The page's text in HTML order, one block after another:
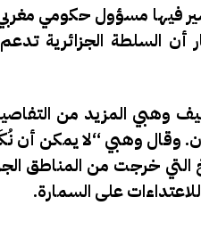
فيها مسؤول حكومي
أن السلطة الجزائرية
وهبي المزيد من
وقال وهبي “لا يمكن أن
التي خرجت من المناطق
على السمارة.